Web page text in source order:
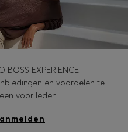
EXPERIENCE
en voordelen te
voor leden.